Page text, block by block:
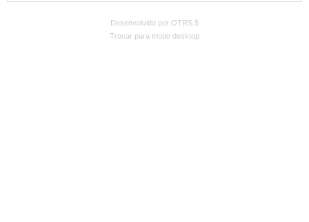
Desenvolvido por OTRS 5
Trocar para modo desktop